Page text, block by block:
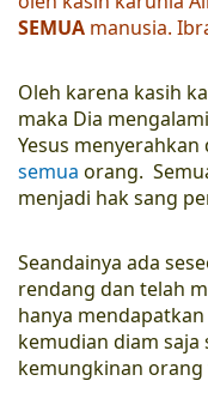
SEMUA manusia.
Oleh karena kasih
maka Dia
Yesus
semua orang.
menjadi hak sang
Seandainya ada
rendang dan telah
hanya
kemudian diam saja
kemungkinan